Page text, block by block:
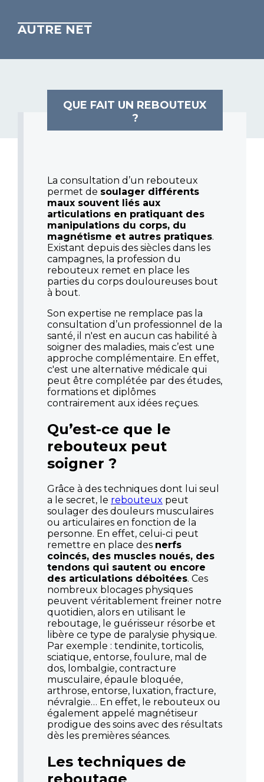
AUTRE NET
QUE FAIT UN REBOUTEUX
?
La consultation d’un rebouteux
permet de soulager différents
maux souvent liés aux
articulations en pratiquant des
manipulations du corps, du
magnétisme et autres pratiques.
Existant depuis des siècles dans les
campagnes, la profession du
rebouteux remet en place les
parties du corps douloureuses bout
à bout.
Son expertise ne remplace pas la
consultation d’un professionnel de la
santé, il n'est en aucun cas habilité à
soigner des maladies, mais c’est une
approche complémentaire. En effet,
c'est une alternative médicale qui
peut être complétée par des études,
formations et diplômes
contrairement aux idées reçues.
Qu’est-ce que le
rebouteux peut
soigner ?
Grâce à des techniques dont lui seul
a le secret, le rebouteux peut
soulager des douleurs musculaires
ou articulaires en fonction de la
personne. En effet, celui-ci peut
remettre en place des nerfs
coincés, des muscles noués, des
tendons qui sautent ou encore
des articulations déboitées. Ces
nombreux blocages physiques
peuvent véritablement freiner notre
quotidien, alors en utilisant le
reboutage, le guérisseur résorbe et
libère ce type de paralysie physique.
Par exemple : tendinite, torticolis,
sciatique, entorse, foulure, mal de
dos, lombalgie, contracture
musculaire, épaule bloquée,
arthrose, entorse, luxation, fracture,
névralgie… En effet, le rebouteux ou
également appelé magnétiseur
prodigue des soins avec des résultats
dès les premières séances.
Les techniques de